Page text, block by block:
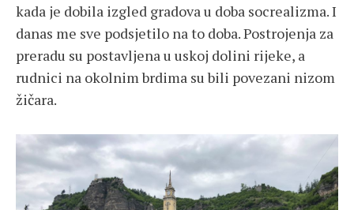
kada je dobila izgled gradova u doba socrealizma. I
danas me sve podsjetilo na to doba. Postrojenja za
preradu su postavljena u uskoj dolini rijeke, a
rudnici na okolnim brdima su bili povezani nizom
žičara.